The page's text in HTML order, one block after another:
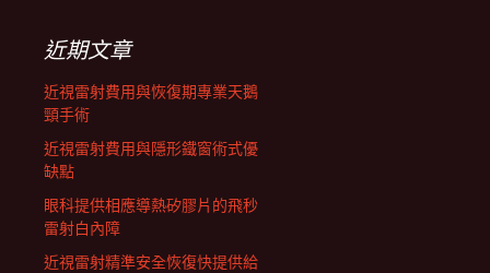
列近期文章
近視雷射費用與恢復期專業天鵝
頸手術
近視雷射費用與隱形鐵窗術式優
缺點
眼科提供相應導熱矽膠片的飛秒
雷射白內障
近視雷射精準安全恢復快提供給